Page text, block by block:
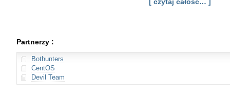
Partnerzy :
Bothunters
CentOS
Devil Team